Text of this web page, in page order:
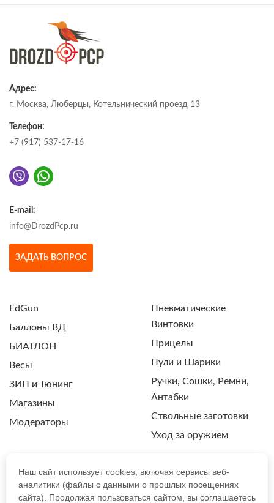
Адрес:
г. Москва, Люберцы, Котельнический проезд 13
Телефон:
+7 (917) 537-17-16
E-mail:
info@DrozdPcp.ru
ЗАДАТЬ ВОПРОС
EdGun
Баллоны ВД
БИАТЛОН
Весы
ЗИП и Тюнинг
Магазины
Модераторы
Пневматические
Винтовки
Прицелы
Пули и Шарики
Ручки, Сошки, Ремни,
Антабки
Ствольные заготовки
Уход за оружием
ПОЛИТИКА КОНФИДЕНЦИАЛЬНОСТИ
Наш сайт использует cookies, включая сервисы веб-
аналитики (файлы с данными о прошлых посещениях
сайта). Продолжая пользоваться сайтом, вы соглашаетесь